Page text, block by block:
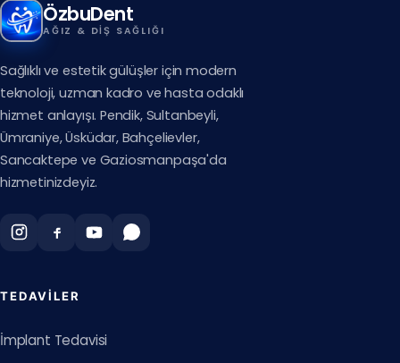
ÖzbuDent
AĞIZ & DIŞ SAĞLIĞI
Sağlıklı ve estetik gülüşler için modern
teknoloji, uzman kadro ve hasta odaklı
hizmet anlayışı. Pendik, Sultanbeyli,
Ümraniye, Üsküdar, Bahçelievler,
Sancaktepe ve Gaziosmanpaşa'da
hizmetinizdeyiz.
TEDAVILER
İmplant Tedavisi